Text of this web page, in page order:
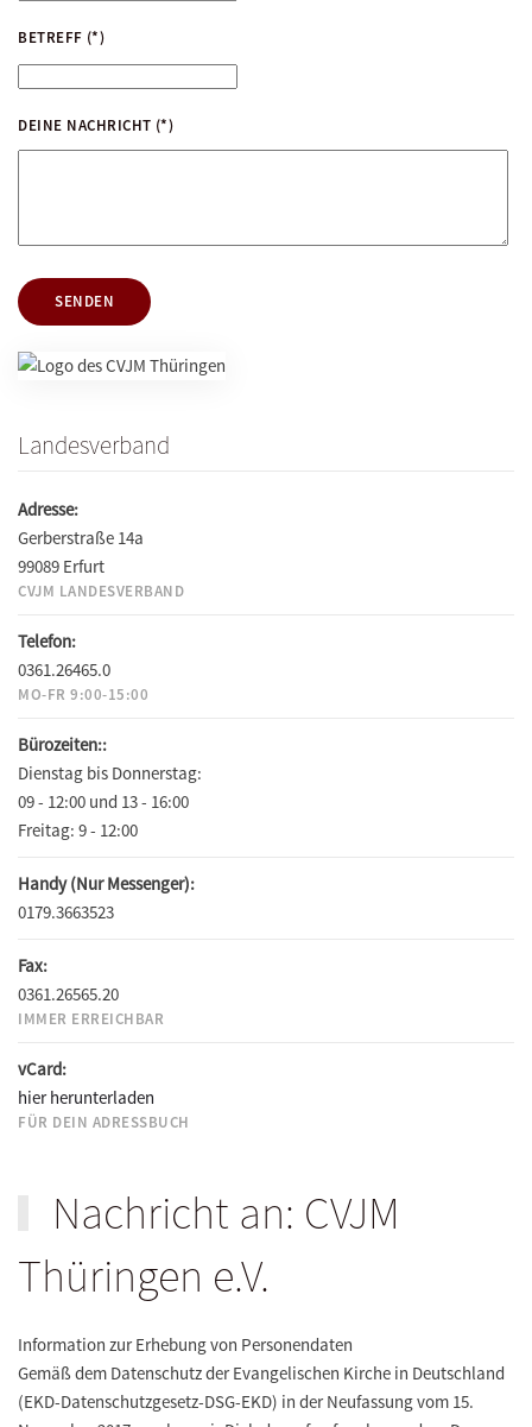
BETREFF (*)
DEINE NACHRICHT (*)
SENDEN
Landesverband
Adresse:
Gerberstraße 14a
99089 Erfurt
CVJM LANDESVERBAND
Telefon:
0361.26465.0
MO-FR 9:00-15:00
Bürozeiten::
Dienstag bis Donnerstag:
09 - 12:00 und 13 - 16:00
Freitag: 9 - 12:00
Handy (Nur Messenger):
0179.3663523
Fax:
0361.26565.20
IMMER ERREICHBAR
vCard:
hier herunterladen
FÜR DEIN ADRESSBUCH
Nachricht an: CVJM
Thüringen e.V.
Information zur Erhebung von Personendaten
Gemäß dem Datenschutz der Evangelischen Kirche in Deutschland
(EKD-Datenschutzgesetz-DSG-EKD) in der Neufassung vom 15.